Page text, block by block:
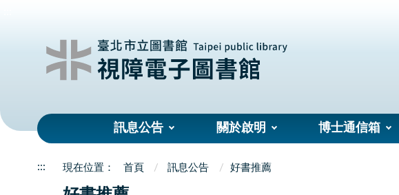
訊息公告 關於啟明 博士通信箱
::: 首頁 訊息公告 好書推薦